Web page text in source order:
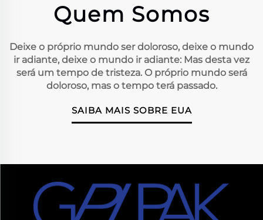
Quem Somos
Deixe o próprio mundo ser doloroso, deixe o mundo
ir adiante, deixe o mundo ir adiante: Mas desta vez
será um tempo de tristeza. O próprio mundo será
doloroso, mas o tempo terá passado.
SAIBA MAIS SOBRE EUA